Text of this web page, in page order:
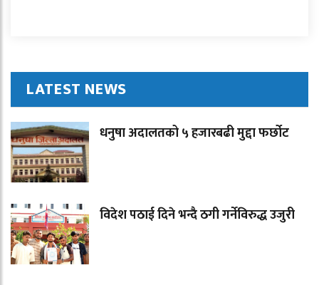
LATEST NEWS
धनुषा अदालतको ५ हजारबढी मुद्दा फर्छोट
विदेश पठाई दिने भन्दै ठगी गर्नेविरुद्ध उजुरी